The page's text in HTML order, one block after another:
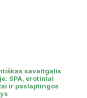
savaitgalis
SPA, erotiniai
ir paslaptingos